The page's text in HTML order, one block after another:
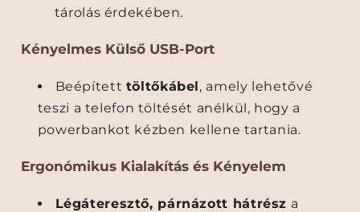
l
e
n
y
s
g
t
l
e
n
y
s
g
tárolás érdekében.
Kényelmes Külső USB-Port
Beépített töltőkábel, amely lehetővé
teszi a telefon töltését anélkül, hogy a
powerbankot kézben kellene tartania.
Ergonómikus Kialakítás és Kényelem
Légáteresztő, párnázott hátrész a